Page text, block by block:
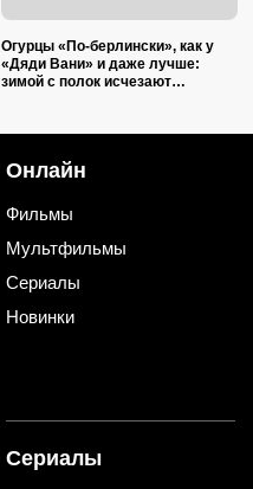
Огурцы «По-берлински», как у
«Дяди Вани» и даже лучше:
зимой с полок исчезают
Онлайн
Фильмы
Мультфильмы
Сериалы
Новинки
Сериалы